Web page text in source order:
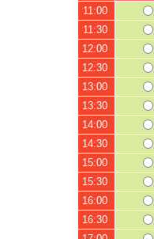
11:00
11:30
12:00
12:30
13:00
13:30
14:00
14:30
15:00
15:30
16:00
16:30